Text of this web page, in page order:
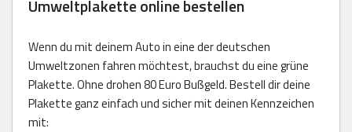
Umweltplakette online bestellen
Wenn du mit deinem Auto in eine der deutschen
Umweltzonen fahren möchtest, brauchst du eine grüne
Plakette. Ohne drohen 80 Euro Bußgeld. Bestell dir deine
Plakette ganz einfach und sicher mit deinen Kennzeichen
mit: